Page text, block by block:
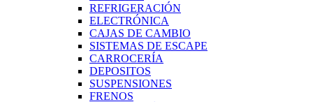
REFRIGERACIÓN
ELECTRÓNICA
CAJAS DE CAMBIO
SISTEMAS DE ESCAPE
CARROCERÍA
DEPOSITOS
SUSPENSIONES
FRENOS